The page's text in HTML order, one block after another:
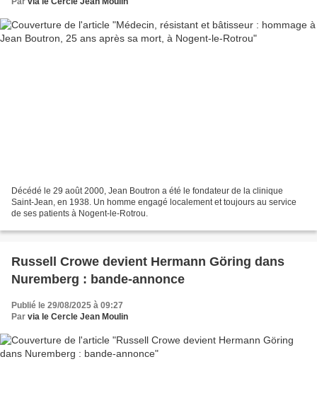
Décédé le 29 août 2000, Jean Boutron a été le fondateur de la clinique
Saint-Jean, en 1938. Un homme engagé localement et toujours au service
de ses patients à Nogent-le-Rotrou.
Russell Crowe devient Hermann Göring dans
Nuremberg : bande-annonce
Publié le 29/08/2025 à 09:27
Par via le Cercle Jean Moulin